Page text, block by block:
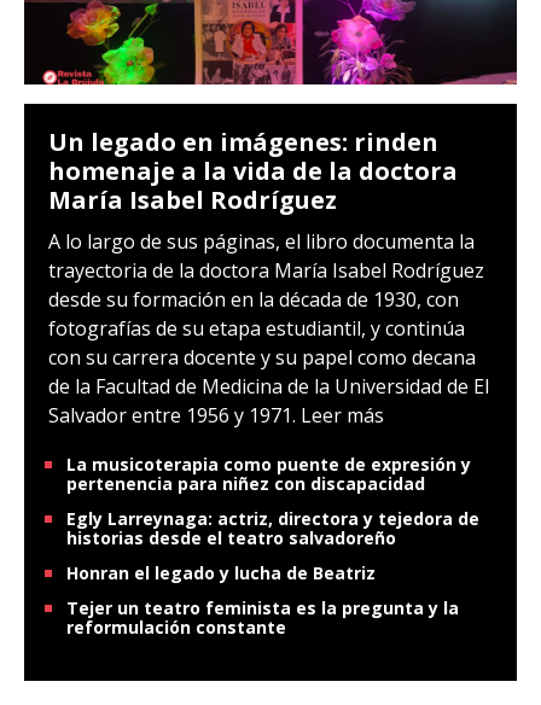
Un legado en imágenes: rinden
homenaje a la vida de la doctora
María Isabel Rodríguez
A lo largo de sus páginas, el libro documenta la
trayectoria de la doctora María Isabel Rodríguez
desde su formación en la década de 1930, con
fotografías de su etapa estudiantil, y continúa
con su carrera docente y su papel como decana
de la Facultad de Medicina de la Universidad de El
Salvador entre 1956 y 1971. Leer más
La musicoterapia como puente de expresión y
pertenencia para niñez con discapacidad
Egly Larreynaga: actriz, directora y tejedora de
historias desde el teatro salvadoreño
Honran el legado y lucha de Beatriz
Tejer un teatro feminista es la pregunta y la
reformulación constante